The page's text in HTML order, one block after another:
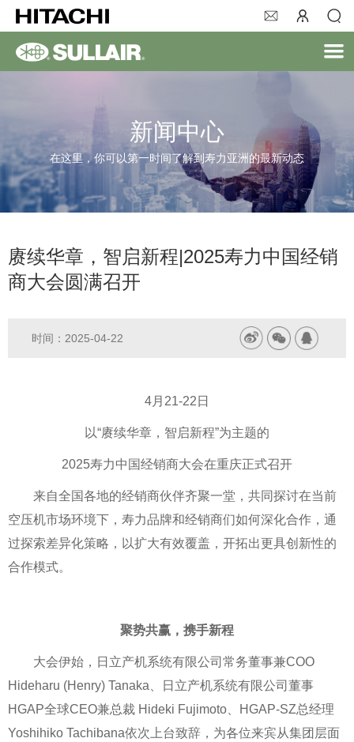
新闻中心
在这里，你可以第一时间了解到寿力亚洲的最新动态
赓续华章，智启新程|2025寿力中国经销
商大会圆满召开
时间：2025-04-22
4月21-22日
以“赓续华章，智启新程”为主题的
2025寿力中国经销商大会在重庆正式召开
来自全国各地的经销商伙伴齐聚一堂，共同探讨在当前
空压机市场环境下，寿力品牌和经销商们如何深化合作，通
过探索差异化策略，以扩大有效覆盖，开拓出更具创新性的
合作模式。
聚势共赢，携手新程
大会伊始，日立产机系统有限公司常务董事兼COO
Hideharu (Henry) Tanaka、日立产机系统有限公司董事
HGAP全球CEO兼总裁 Hideki Fujimoto、HGAP-SZ总经理
Yoshihiko Tachibana依次上台致辞，为各位来宾从集团层面